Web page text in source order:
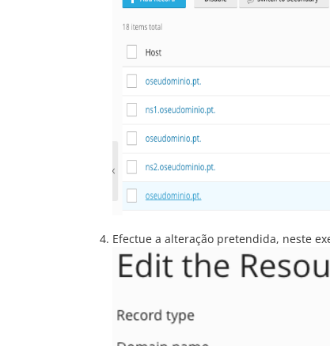
Efectue a alteração pretendida, neste